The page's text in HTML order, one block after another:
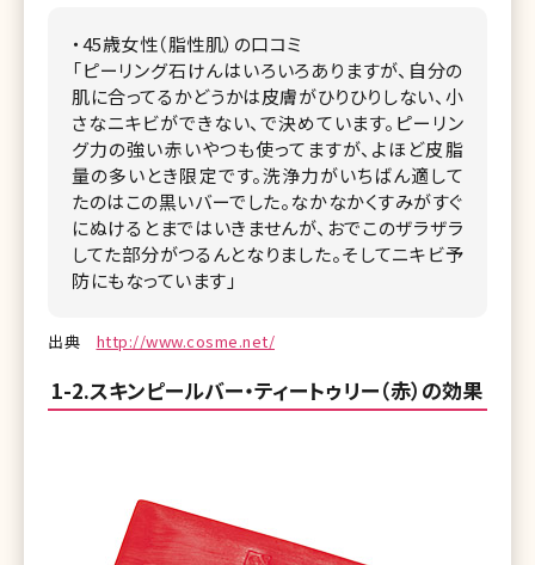
・45歳女性（脂性肌）の口コミ
「ピーリング石けんはいろいろありますが、自分の
肌に合ってるかどうかは皮膚がひりひりしない、小
さなニキビができない、で決めています。ピーリン
グ力の強い赤いやつも使ってますが、よほど皮脂
量の多いとき限定です。洗浄力がいちばん適して
たのはこの黒いバーでした。なかなかくすみがすぐ
にぬけるとまではいきませんが、おでこのザラザラ
してた部分がつるんとなりました。そしてニキビ予
防にもなっています」
出典 http://www.cosme.net/
1-2.スキンピールバー・ティートゥリー（赤）の効果